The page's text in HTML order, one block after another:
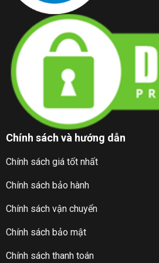
Chính sách và hướng dẫn
Chính sách giá tốt nhất
Chính sách bảo hành
Chính sách vận chuyển
Chính sách bảo mật
Chính sách thanh toán